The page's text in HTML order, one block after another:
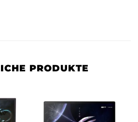
PRODUKTE